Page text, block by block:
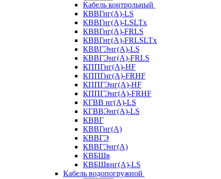
Кабель контрольный
КВВГнг(А)-LS
КВВГнг(А)-LSLTx
КВВГнг(А)-FRLS
КВВГнг(А)-FRLSLTx
КВВГЭнг(А)-LS
КВВГЭнг(А)-FRLS
КППГнг(А)-HF
КППГнг(А)-FRHF
КППГЭнг(А)-HF
КППГЭнг(А)-FRHF
КГВВ нг(А)-LS
КГВВЭнг(А)-LS
КВВГ
КВВГнг(А)
КВВГЭ
КВВГЭнг(А)
КВБШв
КВБШвнг(А)-LS
Кабель водопогружной